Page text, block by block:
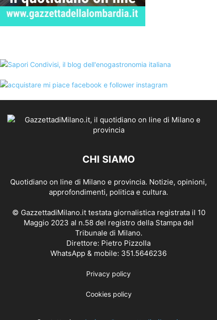
CHI SIAMO
Quotidiano on line di Milano e provincia. Notizie, opinioni,
approfondimenti, politica e cultura.
© GazzettadiMilano.it testata giornalistica registrata il 10
Maggio 2023 al n.58 del registro della Stampa del
Tribunale di Milano.
Direttore: Pietro Pizzolla
WhatsApp & mobile: 351.5646236
Privacy policy
Cookies policy